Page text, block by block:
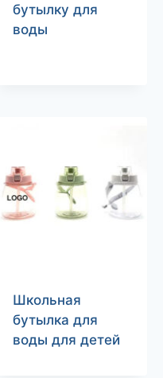
бутылку для
воды
Школьная
бутылка для
воды для детей